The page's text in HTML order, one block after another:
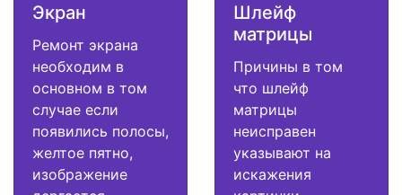
Экран
Ремонт экрана
необходим в
основном в том
случае если
появились полосы,
желтое пятно,
изображение
Шлейф
матрицы
Причины в том
что шлейф
матрицы
неисправен
указывают на
искажения